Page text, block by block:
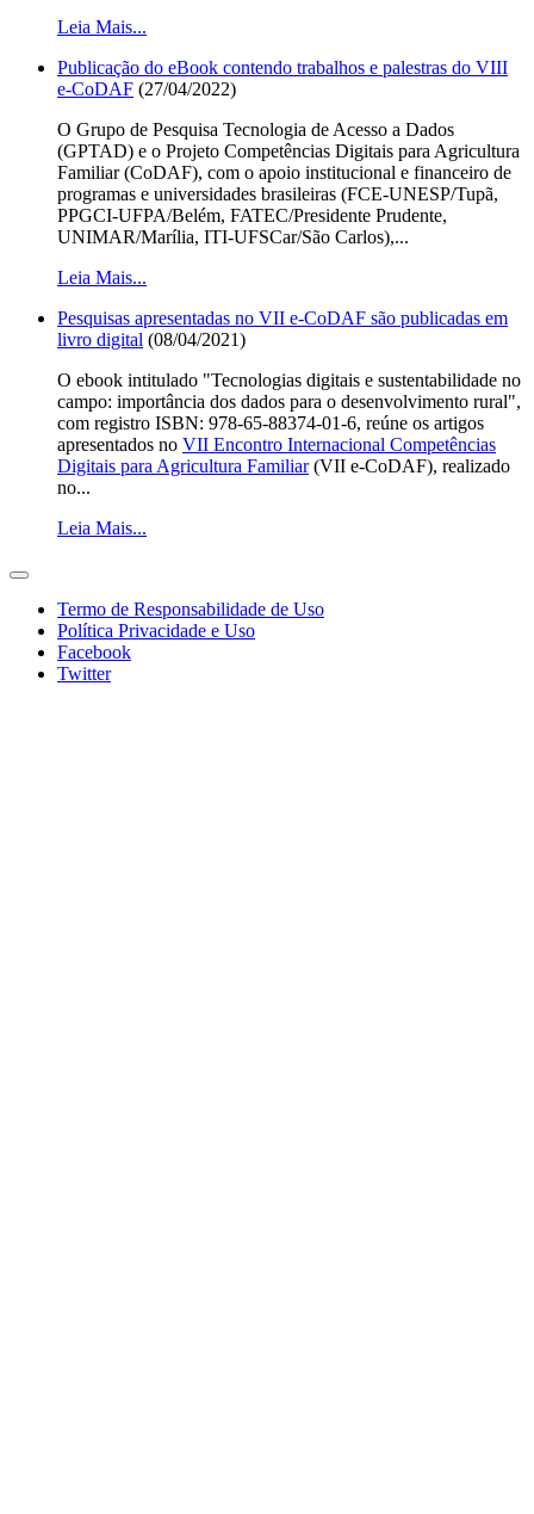
Leia Mais...
Publicação do eBook contendo trabalhos e palestras do VIII
e-CoDAF (27/04/2022)
O Grupo de Pesquisa Tecnologia de Acesso a Dados
(GPTAD) e o Projeto Competências Digitais para Agricultura
Familiar (CoDAF), com o apoio institucional e financeiro de
programas e universidades brasileiras (FCE-UNESP/Tupã,
PPGCI-UFPA/Belém, FATEC/Presidente Prudente,
UNIMAR/Marília, ITI-UFSCar/São Carlos),...
Leia Mais...
Pesquisas apresentadas no VII e-CoDAF são publicadas em
livro digital (08/04/2021)
O ebook intitulado "Tecnologias digitais e sustentabilidade no
campo: importância dos dados para o desenvolvimento rural",
com registro ISBN: 978-65-88374-01-6, reúne os artigos
apresentados no VII Encontro Internacional Competências
Digitais para Agricultura Familiar(VII e-CoDAF), realizado
no...
Leia Mais...
Termo de Responsabilidade de Uso
Política Privacidade e Uso
Facebook
Twitter